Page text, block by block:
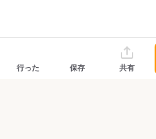
行った 保存 共有